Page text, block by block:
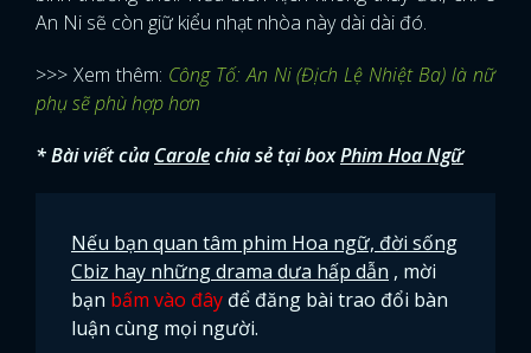
An Ni sẽ còn giữ kiểu nhạt nhòa này dài dài đó.
>>> Xem thêm: Công Tố: An Ni (Địch Lệ Nhiệt Ba) là nữ
phụ sẽ phù hợp hơn
* Bài viết của Carolechia sẻ tại boxPhim Hoa Ngữ
Nếu bạn quan tâm phim Hoa ngữ, đời sống
Cbiz hay những drama dưa hấp dẫn , mời
bạn bấm vào đây để đăng bài trao đổi bàn
luận cùng mọi người.